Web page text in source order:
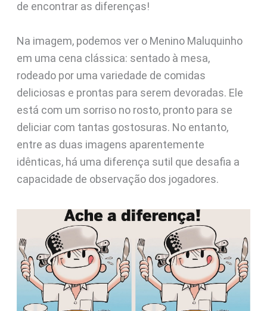
de encontrar as diferenças!
Na imagem, podemos ver o Menino Maluquinho
em uma cena clássica: sentado à mesa,
rodeado por uma variedade de comidas
deliciosas e prontas para serem devoradas. Ele
está com um sorriso no rosto, pronto para se
deliciar com tantas gostosuras. No entanto,
entre as duas imagens aparentemente
idênticas, há uma diferença sutil que desafia a
capacidade de observação dos jogadores.